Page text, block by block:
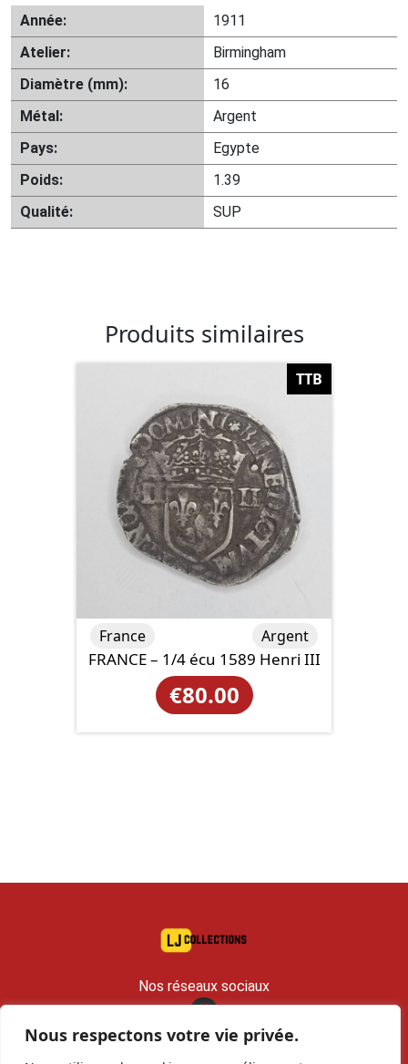
Nous respectons votre vie privée.
Année:
1911
Atelier:
Birmingham
Diamètre (mm):
16
Métal:
Argent
Pays:
Egypte
Poids:
1.39
Qualité:
SUP
Produits similaires
TTB
FRANCE – 1/4 écu 1589 Henri III
€80.00
France Argent
Nos réseaux sociaux
contact@lj-collections.com